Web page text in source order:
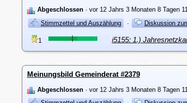
Abgeschlossen· vor 12 Jahrs 3 Monaten 8 Tagen
Stimmzettel und Auszählung
· Diskussion
1 i5155: 1.)
Meinungsbild Gemeinderat #2379
Abgeschlossen· vor 12 Jahrs 3 Monaten 8 Tagen